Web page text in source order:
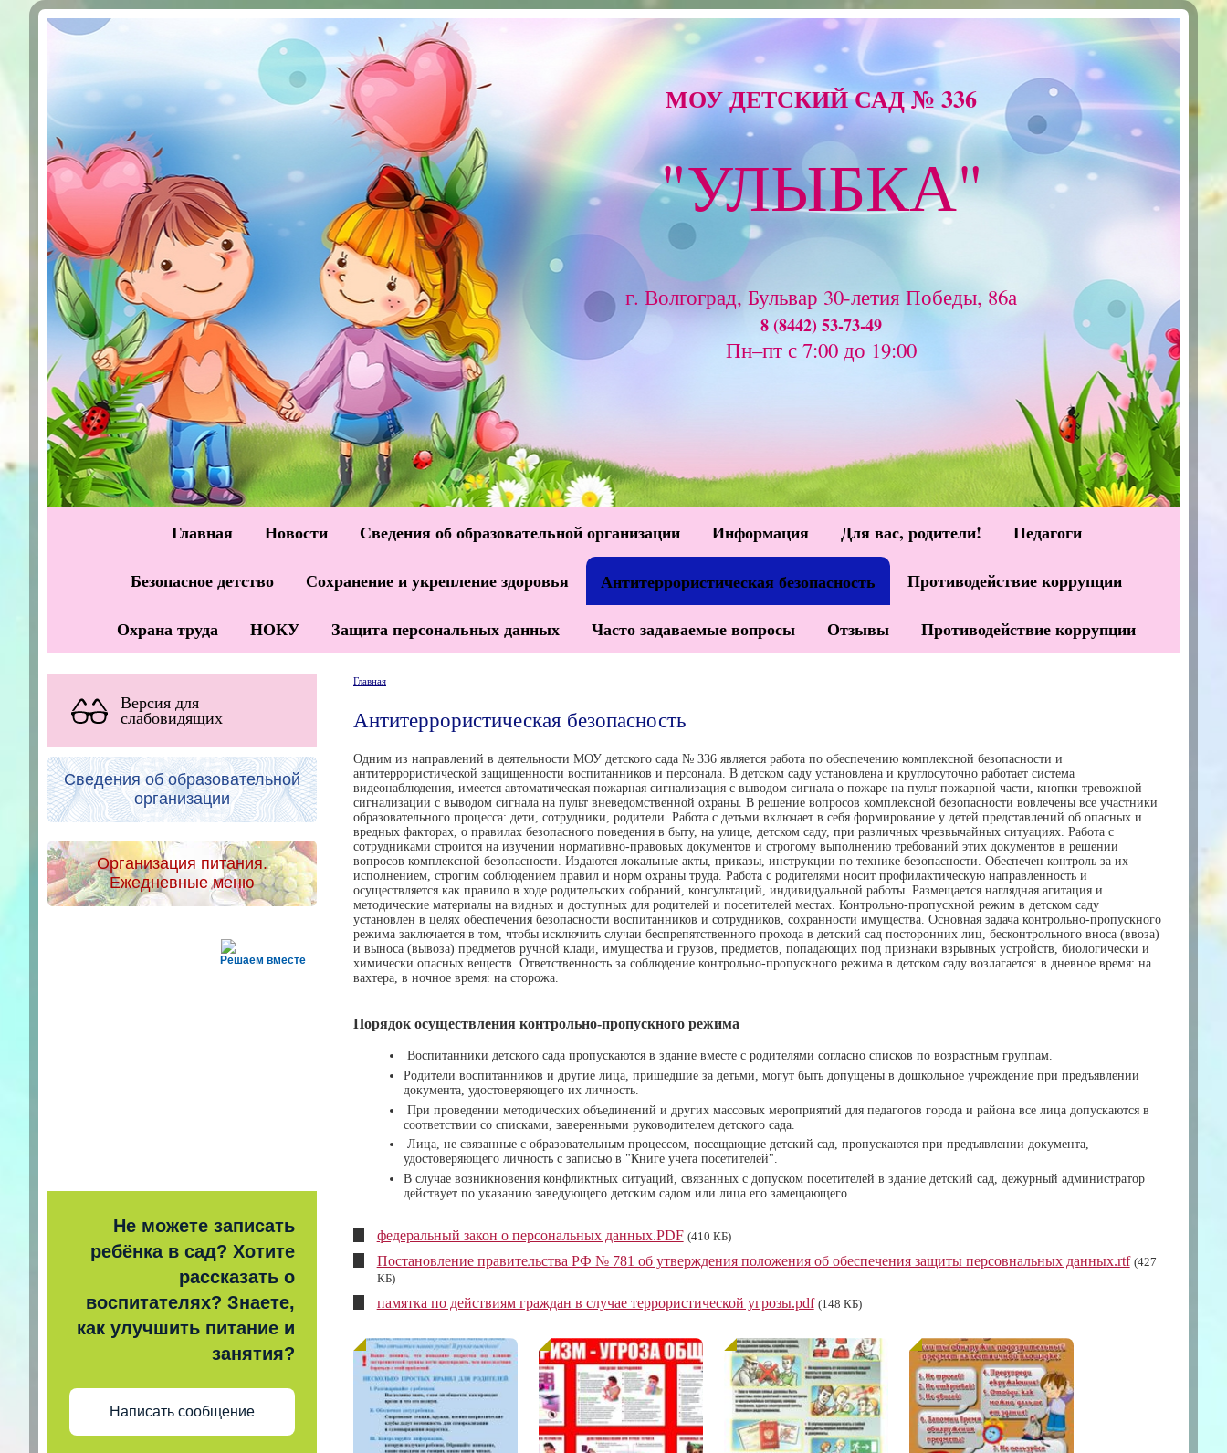
МОУ ДЕТСКИЙ САД № 336
"УЛЫБКА"
г. Волгоград, Бульвар 30-летия Победы, 86а
8 (8442) 53-73-49
Пн–пт с 7:00 до 19:00
Главная Новости Сведения об образовательной организации Информация Для вас, родители! Педагоги
Безопасное детство Сохранение и укрепление здоровья Антитеррористическая безопасность Противодействие коррупции
Охрана труда НОКУ Защита персональных данных Часто задаваемые вопросы Отзывы Противодействие коррупции
Версия для
слабовидящих
Сведения об образовательной
организации
Организация питания.
Ежедневные меню
Решаем вместе
Не можете записать
ребёнка в сад? Хотите
рассказать о
воспитателях? Знаете,
как улучшить питание и
занятия?
Написать сообщение
Главная
Антитеррористическая безопасность
Одним из направлений в деятельности МОУ детского сада № 336 является работа по обеспечению комплексной безопасности и
антитеррористической защищенности воспитанников и персонала. В детском саду установлена и круглосуточно работает система
видеонаблюдения, имеется автоматическая пожарная сигнализация с выводом сигнала о пожаре на пульт пожарной части, кнопки тревожной
сигнализации с выводом сигнала на пульт вневедомственной охраны. В решение вопросов комплексной безопасности вовлечены все участники
образовательного процесса: дети, сотрудники, родители. Работа с детьми включает в себя формирование у детей представлений об опасных и
вредных факторах, о правилах безопасного поведения в быту, на улице, детском саду, при различных чрезвычайных ситуациях. Работа с
сотрудниками строится на изучении нормативно-правовых документов и строгому выполнению требований этих документов в решении
вопросов комплексной безопасности. Издаются локальные акты, приказы, инструкции по технике безопасности. Обеспечен контроль за их
исполнением, строгим соблюдением правил и норм охраны труда. Работа с родителями носит профилактическую направленность и
осуществляется как правило в ходе родительских собраний, консультаций, индивидуальной работы. Размещается наглядная агитация и
методические материалы на видных и доступных для родителей и посетителей местах. Контрольно-пропускной режим в детском саду
установлен в целях обеспечения безопасности воспитанников и сотрудников, сохранности имущества. Основная задача контрольно-пропускного
режима заключается в том, чтобы исключить случаи беспрепятственного прохода в детский сад посторонних лиц, бесконтрольного вноса (ввоза)
и выноса (вывоза) предметов ручной клади, имущества и грузов, предметов, попадающих под признаки взрывных устройств, биологически и
химически опасных веществ. Ответственность за соблюдение контрольно-пропускного режима в детском саду возлагается: в дневное время: на
вахтера, в ночное время: на сторожа.
Порядок осуществления контрольно-пропускного режима
Воспитанники детского сада пропускаются в здание вместе с родителями согласно списков по возрастным группам.
Родители воспитанников и другие лица, пришедшие за детьми, могут быть допущены в дошкольное учреждение при предъявлении
документа, удостоверяющего их личность.
При проведении методических объединений и других массовых мероприятий для педагогов города и района все лица допускаются в
соответствии со списками, заверенными руководителем детского сада.
Лица, не связанные с образовательным процессом, посещающие детский сад, пропускаются при предъявлении документа,
удостоверяющего личность с записью в "Книге учета посетителей".
В случае возникновения конфликтных ситуаций, связанных с допуском посетителей в здание детский сад, дежурный администратор
действует по указанию заведующего детским садом или лица его замещающего.
федеральный закон о персональных данных.PDF (410 КБ)
Постановление правительства РФ № 781 об утверждения положения об обеспечения защиты персовнальных данных.rtf (427
КБ)
памятка по действиям граждан в случае террористической угрозы.pdf (148 КБ)